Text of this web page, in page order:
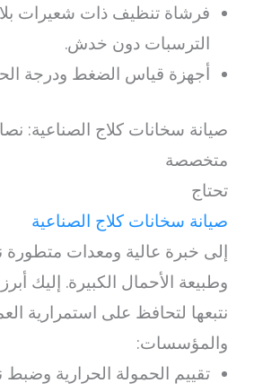
فرشاة تنظيف ذات شعيرات
الترسبات دون خدش.
أجهزة قياس الضغط ودرجة
صيانة سخانات كلاج الصناعية:
متخصصة
تحتاج
صيانة سخانات كلاج الصناعية
إلى خبرة عالية ومعدات
وطبيعة الأحمال الكبيرة. إليك
نتبعها لتحافظ على استمرارية
والمؤسسات:
تقييم الحمولة الحرارية وضبط